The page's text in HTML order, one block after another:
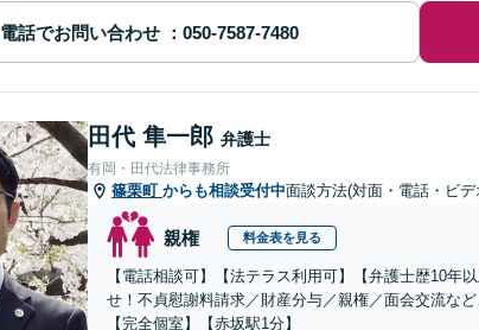
電話でお問い合わせ
田代 隼一郎 弁護士
有岡・田代法律事務所
篠栗町 からも相談受付中面談方法(対面・電話・ビ
親権 料金表を見る
【電話相談可】【法テラス利用可】【弁護士歴10年
せ！不貞慰謝料請求／財産分与／親権／面会交流な
【完全個室】【赤坂駅1分】